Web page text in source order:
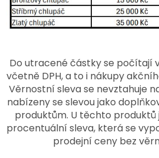
Do utracené částky se počítají
včetně DPH, a to i nákupy
Věrnostní sleva se nevztahuje
nabízeny se slevou jako
produktům. U těchto
procentuální sleva, která se
prodejní ceny bez